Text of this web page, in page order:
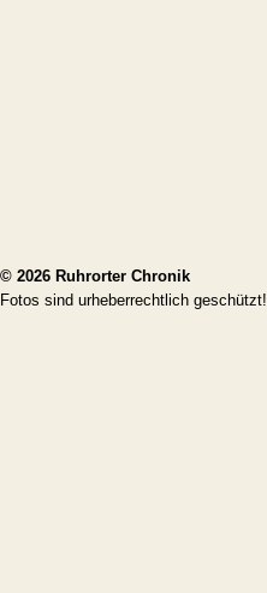
© 2026 Ruhrorter Chronik
Fotos sind urheberrechtlich geschützt!